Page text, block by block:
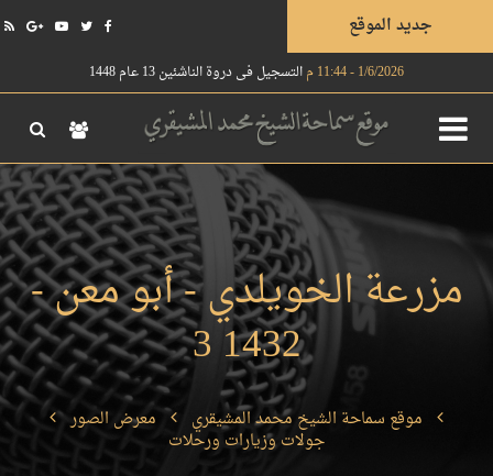
جديد الموقع
1/6/2026 - 11:44 م التسجيل في دروة الناشئين 13 عام 1448
مزرعة الخويلدي - أبو معن -
1432 3
موقع سماحة الشيخ محمد المشيقري معرض الصور
جولات وزيارات ورحلات